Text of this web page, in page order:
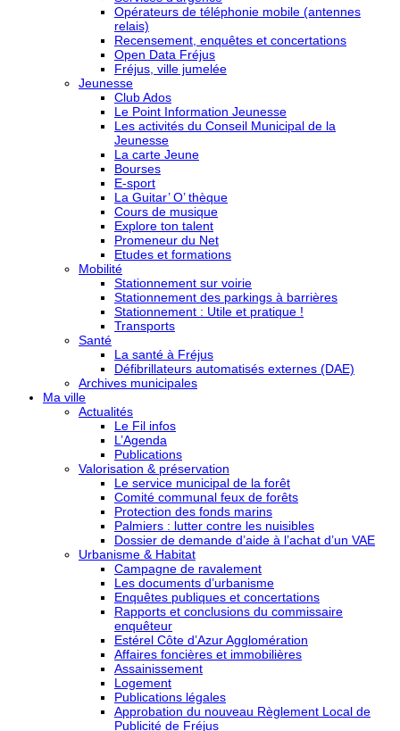
Opérateurs de téléphonie mobile (antennes
relais)
Recensement, enquêtes et concertations
Open Data Fréjus
Fréjus, ville jumelée
Jeunesse
Club Ados
Le Point Information Jeunesse
Les activités du Conseil Municipal de la
Jeunesse
La carte Jeune
Bourses
E-sport
La Guitar’ O’ thèque
Cours de musique
Explore ton talent
Promeneur du Net
Etudes et formations
Mobilité
Stationnement sur voirie
Stationnement des parkings à barrières
Stationnement : Utile et pratique !
Transports
Santé
La santé à Fréjus
Défibrillateurs automatisés externes (DAE)
Archives municipales
Ma ville
Actualités
Le Fil infos
L’Agenda
Publications
Valorisation & préservation
Le service municipal de la forêt
Comité communal feux de forêts
Protection des fonds marins
Palmiers : lutter contre les nuisibles
Dossier de demande d’aide à l’achat d’un VAE
Urbanisme & Habitat
Campagne de ravalement
Les documents d’urbanisme
Enquêtes publiques et concertations
Rapports et conclusions du commissaire
enquêteur
Estérel Côte d’Azur Agglomération
Affaires foncières et immobilières
Assainissement
Logement
Publications légales
Approbation du nouveau Règlement Local de
Publicité de Fréjus